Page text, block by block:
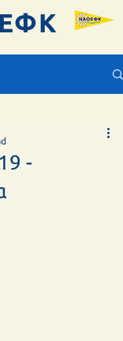
-